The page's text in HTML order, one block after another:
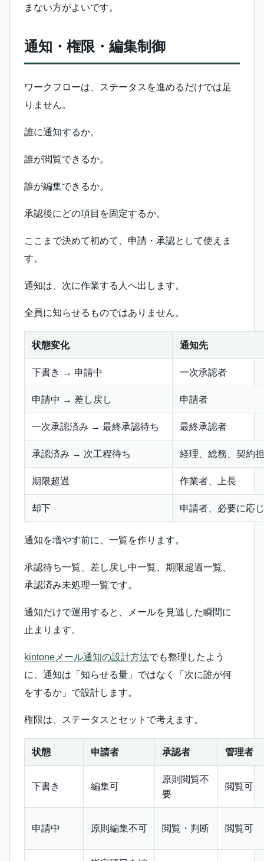
まない方がよいです。
通知・権限・編集制御
ワークフローは、ステータスを進めるだけでは足
りません。
誰に通知するか。
誰が閲覧できるか。
誰が編集できるか。
承認後にどの項目を固定するか。
ここまで決めて初めて、申請・承認として使えま
す。
通知は、次に作業する人へ出します。
全員に知らせるものではありません。
状態変化 通知先
下書き → 申請中 一次承認者
申請中 → 差し戻し 申請者
一次承認済み → 最終承認待ち 最終承認者
承認済み → 次工程待ち 経理、総務、契約
期限超過 作業者、上長
却下 申請者、必要に応
通知を増やす前に、一覧を作ります。
承認待ち一覧、差し戻し中一覧、期限超過一覧、
承認済み未処理一覧です。
通知だけで運用すると、メールを見逃した瞬間に
止まります。
kintoneメール通知の設計方法でも整理したよう
に、通知は「知らせる量」ではなく「次に誰が何
をするか」で設計します。
権限は、ステータスとセットで考えます。
状態 申請者 承認者 管理者
下書き 編集可
原則閲覧不
要
閲覧可
申請中 原則編集不可 閲覧・判断 閲覧可